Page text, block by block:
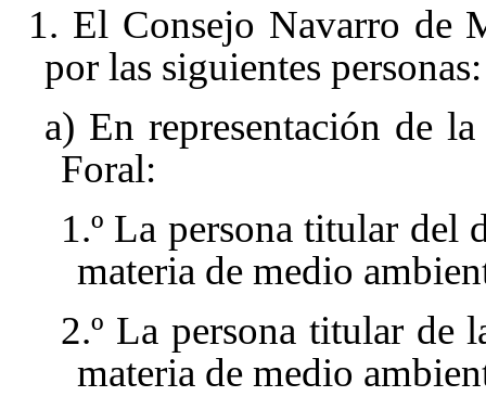
1. El Consejo Navarro de
por las siguientes personas:
a) En representación de
Foral:
1.º La persona titular del
materia de medio
2.º La persona titular de
materia de medio